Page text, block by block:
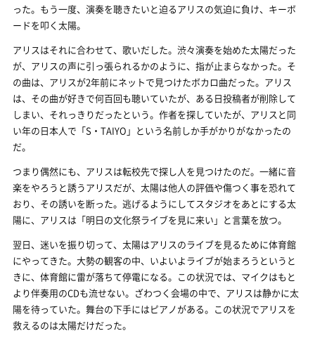
った。もう一度、演奏を聴きたいと迫るアリスの気迫に負け、キーボ
ードを叩く太陽。
アリスはそれに合わせて、歌いだした。渋々演奏を始めた太陽だった
が、アリスの声に引っ張られるかのように、指が止まらなかった。そ
の曲は、アリスが2年前にネットで見つけたボカロ曲だった。アリス
は、その曲が好きで何百回も聴いていたが、ある日投稿者が削除して
しまい、それっきりだったという。作者を探していたが、アリスと同
い年の日本人で「S・TAIYO」という名前しか手がかりがなかったの
だ。
つまり偶然にも、アリスは転校先で探し人を見つけたのだ。一緒に音
楽をやろうと誘うアリスだが、太陽は他人の評価や傷つく事を恐れて
おり、その誘いを断った。逃げるようにしてスタジオをあとにする太
陽に、アリスは「明日の文化祭ライブを見に来い」と言葉を放つ。
翌日、迷いを振り切って、太陽はアリスのライブを見るために体育館
にやってきた。大勢の観客の中、いよいよライブが始まろうというと
きに、体育館に雷が落ちて停電になる。この状況では、マイクはもと
より伴奏用のCDも流せない。ざわつく会場の中で、アリスは静かに太
陽を待っていた。舞台の下手にはピアノがある。この状況でアリスを
救えるのは太陽だけだった。